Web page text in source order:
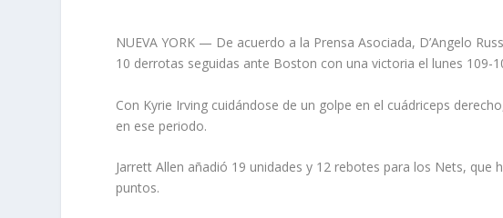
NUEVA YORK — De acuerdo a la Prensa Asociada, D’Angelo
10 derrotas seguidas ante Boston con una victoria el lunes 109-
Con Kyrie Irving cuidándose de un golpe en el cuádriceps
en ese periodo.
Jarrett Allen añadió 19 unidades y 12 rebotes para los Nets,
puntos.